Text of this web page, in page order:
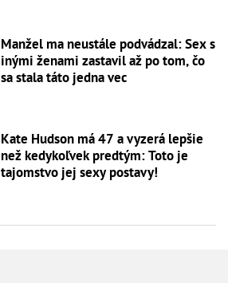
Manžel ma neustále podvádzal: Sex s
inými ženami zastavil až po tom, čo
sa stala táto jedna vec
Kate Hudson má 47 a vyzerá lepšie
než kedykoľvek predtým: Toto je
tajomstvo jej sexy postavy!